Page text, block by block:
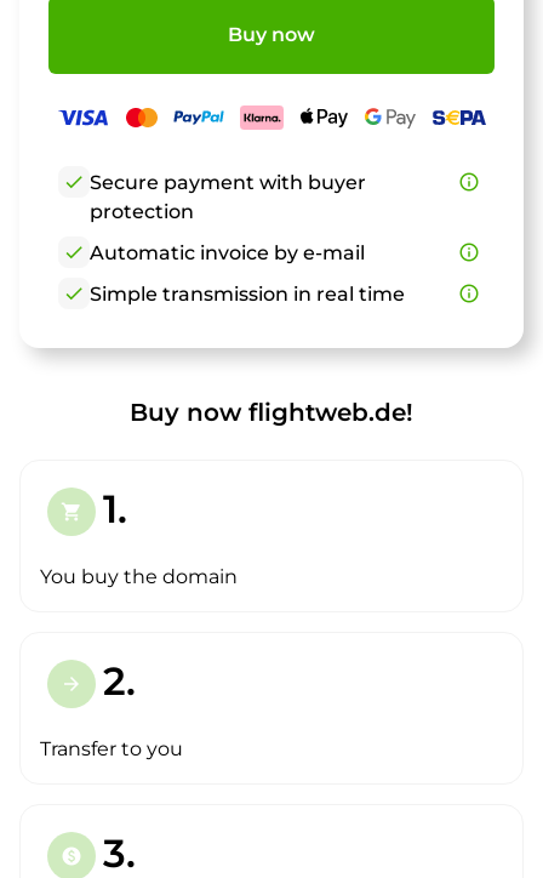
Buy now
check Secure payment with buyer
protection
info_outline
check Automatic invoice by e-mail
info_outline
check Simple transmission in real time info_outline
Buy now flightweb.de!
shopping_cart 1.
You buy the domain
arrow_forward 2.
Transfer to you
paid 3.